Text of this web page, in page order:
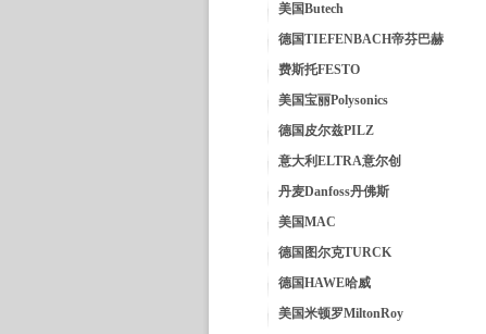
美国Butech
德国TIEFENBACH帝芬巴赫
费斯托FESTO
美国宝丽Polysonics
德国皮尔兹PILZ
意大利ELTRA意尔创
丹麦Danfoss丹佛斯
美国MAC
德国图尔克TURCK
德国HAWE哈威
美国米顿罗MiltonRoy